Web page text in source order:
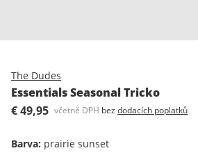
The Dudes
Essentials Seasonal Tricko
€ 49,95 včetně DPH bez dodacích poplatků
Barva: prairie sunset